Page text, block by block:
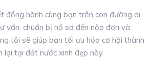
đồng hành cùng bạn trên con đường di
vấn, chuẩn bị hồ sơ đến nộp đơn và
tôi sẽ giúp bạn tối ưu hóa cơ hội thành
lợi tại đất nước xinh đẹp này.